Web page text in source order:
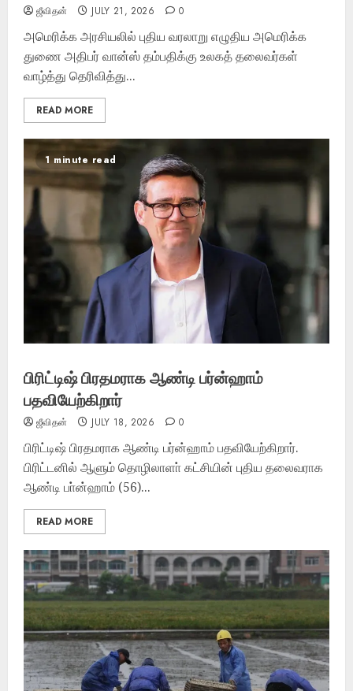
ஜீவிதன் JULY 21, 2026 0
அமெரிக்க அரசியலில் புதிய வரலாறு எழுதிய அமெரிக்க
துணை அதிபர் வான்ஸ் தம்பதிக்கு உலகத் தலைவர்கள்
வாழ்த்து தெரிவித்து...
READ MORE
1 minute read
பிரிட்டிஷ் பிரதமராக ஆண்டி பர்ன்ஹாம்
பதவியேற்கிறார்
ஜீவிதன் JULY 18, 2026 0
பிரிட்டிஷ் பிரதமராக ஆண்டி பர்ன்ஹாம் பதவியேற்கிறார்.
பிரிட்டனில் ஆளும் தொழிலாளா் கட்சியின் புதிய தலைவராக
ஆண்டி பா்ன்ஹாம் (56)...
READ MORE